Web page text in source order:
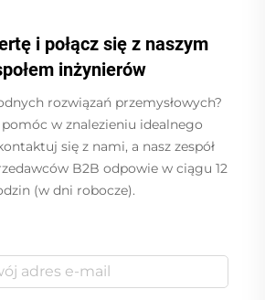
i połącz się z naszym
inżynierów
rozwiązań przemysłowych?
w znalezieniu idealnego
się z nami, a nasz zespół
B2B odpowie w ciągu 12
(w dni robocze).